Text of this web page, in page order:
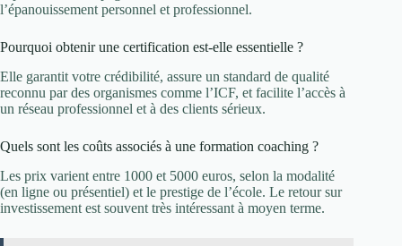
l’épanouissement personnel et professionnel.
Pourquoi obtenir une certification est-elle essentielle ?
Elle garantit votre crédibilité, assure un standard de qualité
reconnu par des organismes comme l’ICF, et facilite l’accès à
un réseau professionnel et à des clients sérieux.
Quels sont les coûts associés à une formation coaching ?
Les prix varient entre 1000 et 5000 euros, selon la modalité
(en ligne ou présentiel) et le prestige de l’école. Le retour sur
investissement est souvent très intéressant à moyen terme.